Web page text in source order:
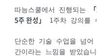
따능스쿨에서 진행되는
5주 완성」
1주차 강의를
단순한 기술 수업을 넘
간이라는 느낌을 받았습